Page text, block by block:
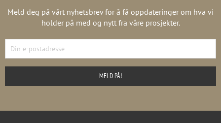
Meld deg på vårt nyhetsbrev for å få oppdateringer om hva vi
holder på med og nytt fra våre prosjekter.